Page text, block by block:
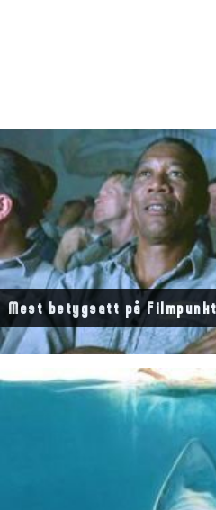
Mest betygsatt på